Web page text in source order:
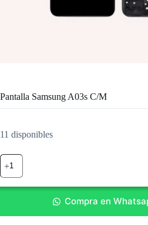
Pantalla Samsung A03s C/M
11 disponibles
Pantalla
Samsung
A03s
C/M
Compra en